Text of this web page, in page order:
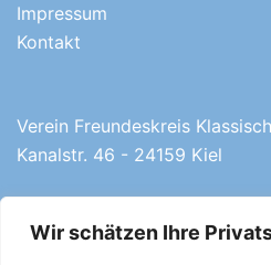
Wir schätzen Ihre
Impressum
Kontakt
Verein Freundeskreis
Kanalstr. 46 - 24159 Kiel
info[at]fky.org